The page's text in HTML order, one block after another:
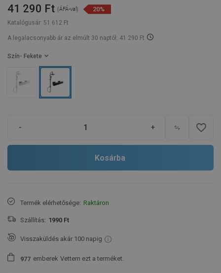
Katalógusár: 51 612 Ft
41 290 Ft (ÁFÁ-val) 20%
A legalacsonyabb ár az elmúlt 30 naptól: 41 290 Ft
Szín - Fekete
- + favorite_border
Kosárba
Termék elérhetősége: Raktáron
Szállítás: 1990 Ft
Visszaküldés akár 100 napig
977 emberek Vettem ezt a terméket.